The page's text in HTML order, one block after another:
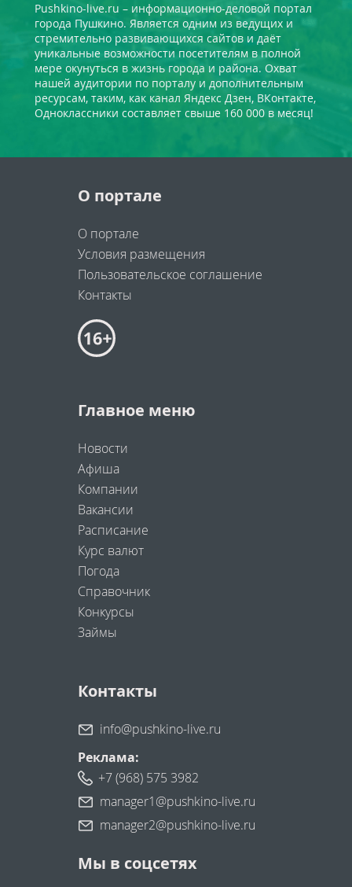
Pushkino-live.ru – информационно-деловой портал
города Пушкино. Является одним из ведущих и
стремительно развивающихся сайтов и даёт
уникальные возможности посетителям в полной
мере окунуться в жизнь города и района. Охват
нашей аудитории по порталу и дополнительным
ресурсам, таким, как канал Яндекс Дзен, ВКонтакте,
Одноклассники составляет свыше 160 000 в месяц!
О портале
О портале
Условия размещения
Пользовательское соглашение
Контакты
Главное меню
Новости
Афиша
Компании
Вакансии
Расписание
Курс валют
Погода
Справочник
Конкурсы
Займы
Контакты
info@pushkino-live.ru
Реклама:
+7 (968) 575 3982
manager1@pushkino-live.ru
manager2@pushkino-live.ru
Мы в соцсетях